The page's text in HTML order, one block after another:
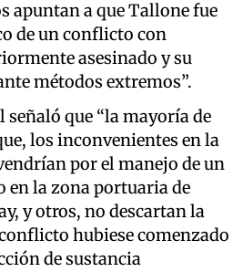
apuntan a que Tallone fue
de un conflicto con
asesinado y su
métodos extremos”.
señaló que “la mayoría de
los inconvenientes en la
por el manejo de un
en la zona portuaria de
y otros, no descartan la
hubiese comenzado
de sustancia